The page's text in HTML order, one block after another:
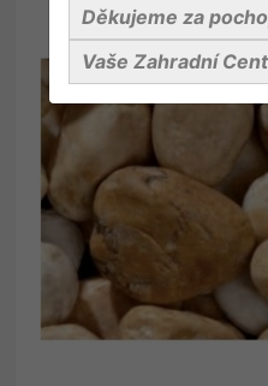
Děkujeme za
Vaše Zahradní